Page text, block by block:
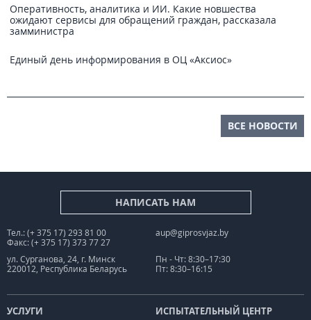
Оперативность, аналитика и ИИ. Какие новшества
ожидают сервисы для обращений граждан, рассказала
замминистра
Единый день информирования в ОЦ «Аксиос»
ВСЕ НОВОСТИ
НАПИСАТЬ НАМ
Тел.: (+ 375 17) 293 81 00
Факс: (+ 375 17) 373 77 27
aup@giprosvjaz.by
ул. Сурганова, 24, г. Минск
220012, Республика Беларусь
Пн - Чт: 8:30–17:30
Пт: 8:30–16:15
УСЛУГИ ИСПЫТАТЕЛЬНЫЙ ЦЕНТР